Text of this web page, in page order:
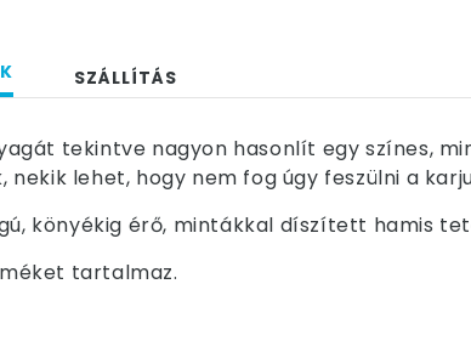
SZÁLLÍTÁS
tekintve nagyon hasonlít egy színes,
nekik lehet, hogy nem fog úgy feszülni a
könyékig érő, mintákkal díszített hamis
tartalmaz.